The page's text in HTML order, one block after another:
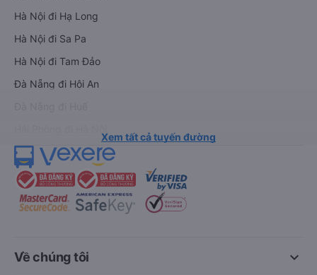
Hà Nội đi Hạ Long
Hà Nội đi Sa Pa
Hà Nội đi Tam Đảo
Đà Nẵng đi Hội An
Xem tất cả tuyến đường
keyboard_arrow_down
Về chúng tôi